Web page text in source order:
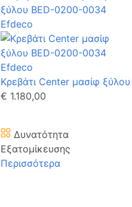
Κρεβάτι Center μασίφ ξύλου
€ 1.180,00
Δυνατότητα
Εξατομίκευσης
Περισσότερα